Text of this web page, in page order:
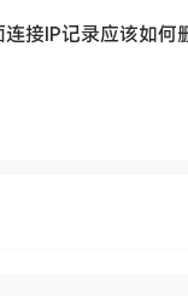
接IP记录应该如何